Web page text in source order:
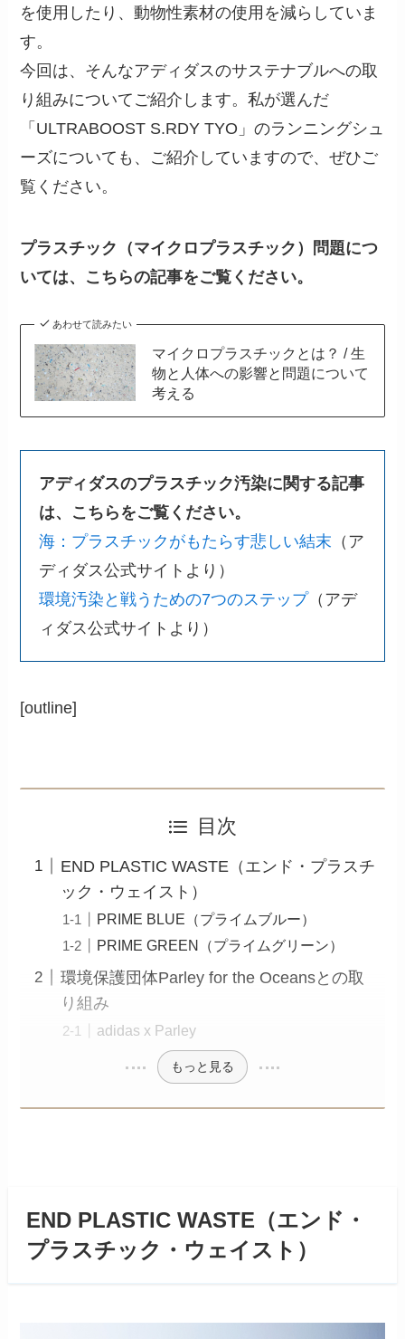
を使用したり、動物性素材の使用を減らしていま
す。
今回は、そんなアディダスのサステナブルへの取
り組みについてご紹介します。私が選んだ
「ULTRABOOST S.RDY TYO」のランニングシュ
ーズについても、ご紹介していますので、ぜひご
覧ください。
プラスチック（マイクロプラスチック）問題につ
いては、こちらの記事をご覧ください。
あわせて読みたい
マイクロプラスチックとは？ / 生
物と人体への影響と問題について
考える
アディダスのプラスチック汚染に関する記事
は、こちらをご覧ください。
海：プラスチックがもたらす悲しい結末 （ア
ディダス公式サイトより）
環境汚染と戦うための7つのステップ（アデ
ィダス公式サイトより）
[outline]
目次
END PLASTIC WASTE（エンド・プラスチ
ック・ウェイスト）
PRIME BLUE（プライムブルー）
PRIME GREEN（プライムグリーン）
環境保護団体Parley for the Oceansとの取
り組み
adidas x Parley
もっと見る
END PLASTIC WASTE（エンド・
プラスチック・ウェイスト）